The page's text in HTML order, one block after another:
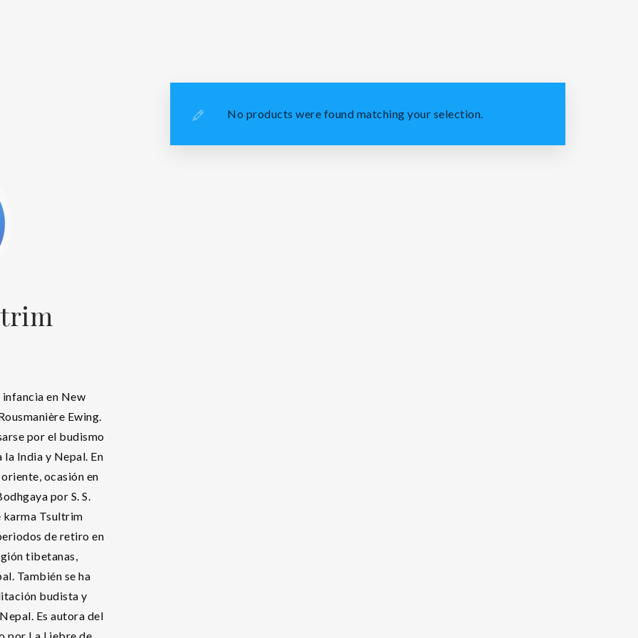
en New
Ewing.
por el budismo
la India y Nepal. En
ocasión en
por S. S.
karma Tsultrim
de retiro en
tibetanas,
También se ha
budista y
Es autora del
No products were found matching your selection.